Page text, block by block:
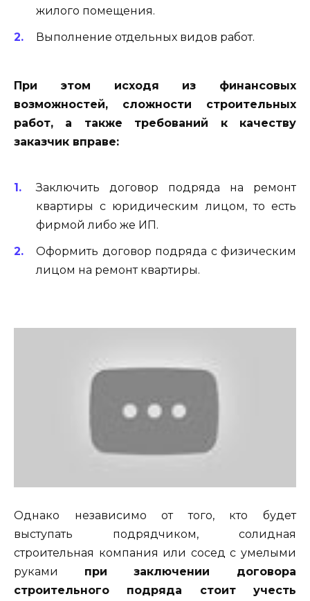
жилого помещения.
Выполнение отдельных видов работ.
При этом исходя из финансовых
возможностей, сложности строительных
работ, а также требований к качеству
заказчик вправе:
Заключить договор подряда на ремонт
квартиры с юридическим лицом, то есть
фирмой либо же ИП.
Оформить договор подряда с физическим
лицом на ремонт квартиры.
Однако независимо от того, кто будет
выступать подрядчиком, солидная
строительная компания или сосед с умелыми
руками при заключении договора
строительного подряда стоит учесть